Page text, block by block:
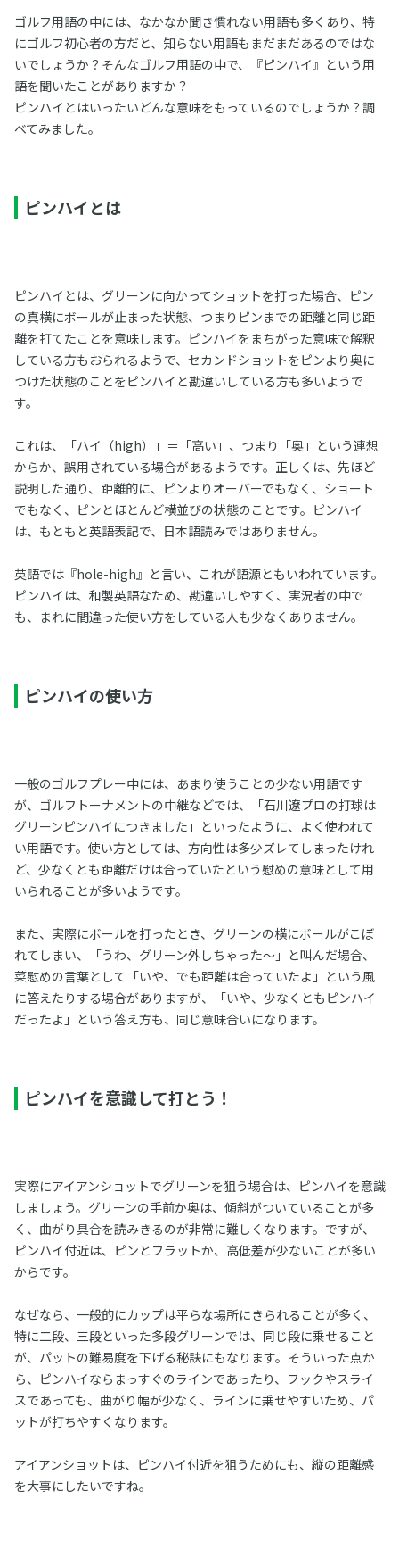
ゴルフ用語の中には、なかなか聞き慣れない用語も多くあり、特
にゴルフ初心者の方だと、知らない用語もまだまだあるのではな
いでしょうか？そんなゴルフ用語の中で、『ピンハイ』という用
語を聞いたことがありますか？
ピンハイとはいったいどんな意味をもっているのでしょうか？調
べてみました。
ピンハイとは
ピンハイとは、グリーンに向かってショットを打った場合、ピン
の真横にボールが止まった状態、つまりピンまでの距離と同じ距
離を打てたことを意味します。ピンハイをまちがった意味で解釈
している方もおられるようで、セカンドショットをピンより奥に
つけた状態のことをピンハイと勘違いしている方も多いようで
す。
これは、「ハイ（high）」＝「高い」、つまり「奥」という連想
からか、誤用されている場合があるようです。正しくは、先ほど
説明した通り、距離的に、ピンよりオーバーでもなく、ショート
でもなく、ピンとほとんど横並びの状態のことです。ピンハイ
は、もともと英語表記で、日本語読みではありません。
英語では『hole-high』と言い、これが語源ともいわれています。
ピンハイは、和製英語なため、勘違いしやすく、実況者の中で
も、まれに間違った使い方をしている人も少なくありません。
ピンハイの使い方
一般のゴルフプレー中には、あまり使うことの少ない用語です
が、ゴルフトーナメントの中継などでは、「石川遼プロの打球は
グリーンピンハイにつきました」といったように、よく使われて
い用語です。使い方としては、方向性は多少ズレてしまったけれ
ど、少なくとも距離だけは合っていたという慰めの意味として用
いられることが多いようです。
また、実際にボールを打ったとき、グリーンの横にボールがこぼ
れてしまい、「うわ、グリーン外しちゃった～」と叫んだ場合、
菜慰めの言葉として「いや、でも距離は合っていたよ」という風
に答えたりする場合がありますが、「いや、少なくともピンハイ
だったよ」という答え方も、同じ意味合いになります。
ピンハイを意識して打とう！
実際にアイアンショットでグリーンを狙う場合は、ピンハイを意識
しましょう。グリーンの手前か奥は、傾斜がついていることが多
く、曲がり具合を読みきるのが非常に難しくなります。ですが、
ピンハイ付近は、ピンとフラットか、高低差が少ないことが多い
からです。
なぜなら、一般的にカップは平らな場所にきられることが多く、
特に二段、三段といった多段グリーンでは、同じ段に乗せること
が、パットの難易度を下げる秘訣にもなります。そういった点か
ら、ピンハイならまっすぐのラインであったり、フックやスライ
スであっても、曲がり幅が少なく、ラインに乗せやすいため、パ
ットが打ちやすくなります。
アイアンショットは、ピンハイ付近を狙うためにも、縦の距離感
を大事にしたいですね。